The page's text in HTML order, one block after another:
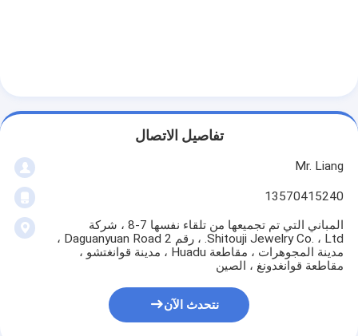
تفاصيل الاتصال
Mr. Liang
13570415240
المباني التي تم تجميعها من تلقاء نفسها 7-8 ، شركة
Shitouji Jewelry Co. ، Ltd. ، رقم 2 Daguanyuan Road ،
مدينة المجوهرات ، مقاطعة Huadu ، مدينة قوانغتشو ،
مقاطعة قوانغدونغ ، الصين
نتحدث الآن